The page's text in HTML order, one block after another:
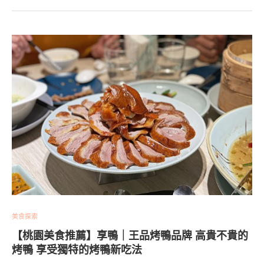
美食探索
【桃園美食推薦】享鴨｜王品烤鴨品牌 高貴不貴的
烤鴨 享受獨特的烤鴨新吃法